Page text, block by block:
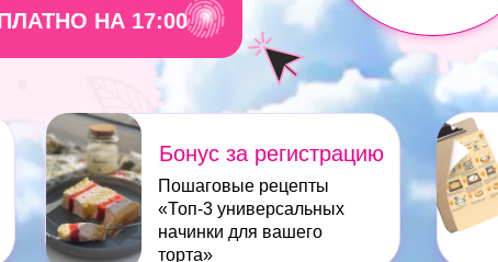
Пошаговые рецепты
«Топ-3 универсальных
начинки для вашего
торта»
Бонус за регистрацию
НА 17:00